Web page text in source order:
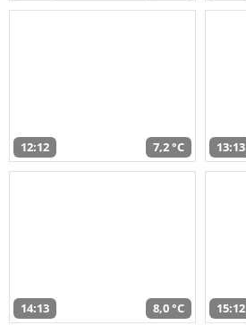
12:12 7,2 °C 13:13
14:13 8,0 °C 15:12